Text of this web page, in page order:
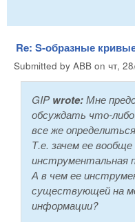
Re: S-образные
Submitted by ABB on чт,
GIPwrote:Мне
обсуждать что-либо
все же
Т.е. зачем ее
инструментальная
А в чем ее
существующей на
информации?